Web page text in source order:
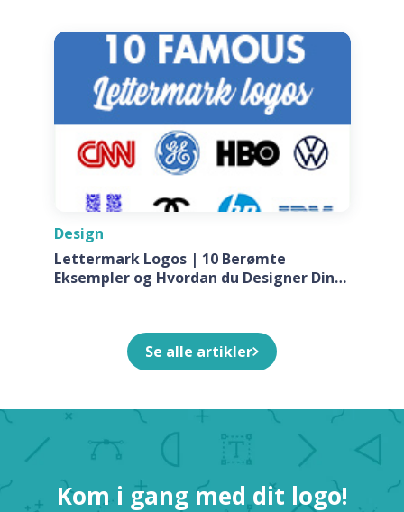
Design
Lettermark Logos | 10 Berømte
Eksempler og Hvordan du Designer Din
Se alle artikler
Kom i gang med dit logo!